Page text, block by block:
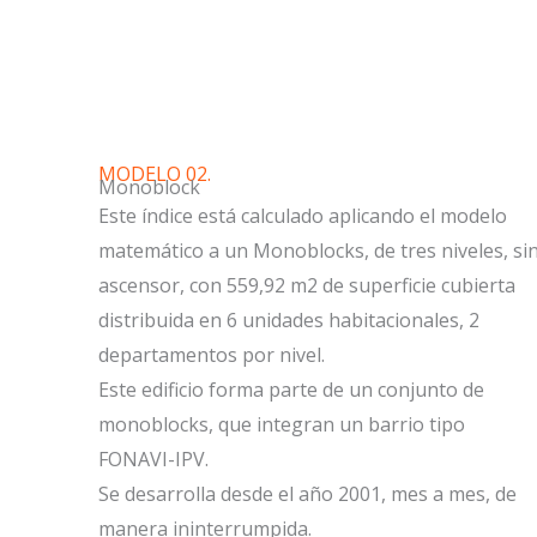
MODELO 02.
Monoblock
Este índice está calculado aplicando el modelo
matemático a un Monoblocks, de tres niveles,
ascensor, con 559,92 m2 de superficie cubierta
distribuida en 6 unidades habitacionales, 2
departamentos por nivel.
Este edificio forma parte de un conjunto de
monoblocks, que integran un barrio tipo
FONAVI-IPV.
Se desarrolla desde el año 2001, mes a mes, de
manera ininterrumpida.